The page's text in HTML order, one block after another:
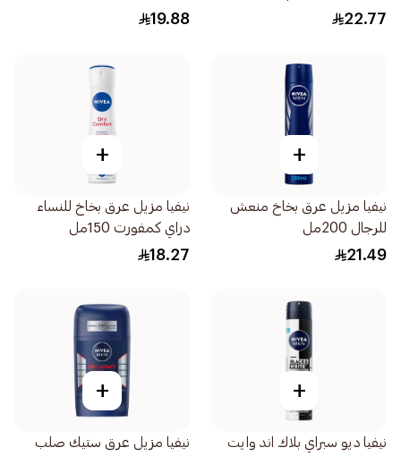
ساعة 50مل
22.77
19.88
+
نيفيا مزيل عرق بخاخ منعش
للرجال 200مل
21.49
+
نيفيا مزيل عرق بخاخ للنساء
دراي كمفورت 150مل
18.27
+
نيفيا ديو سبراي بلاك اند وايت
+
نيفيا مزيل عرق ستيك صلب